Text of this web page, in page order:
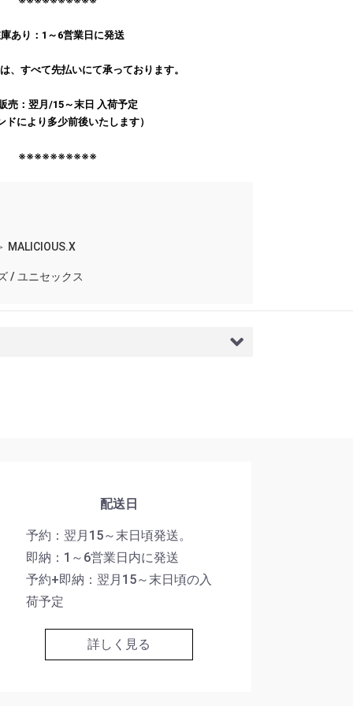
あり：1～6営業日に発送
、すべて先払いにて承っております。
売：翌月/15～末日 入荷予定
ドにより多少前後いたします）
※※※※※※※※※※
MALICIOUS.X
/ ユニセックス
配送日
予約：翌月15～末日頃発送。
即納：1～6営業日内に発送
予約+即納：翌月15～末日頃の入
荷予定
詳しく見る